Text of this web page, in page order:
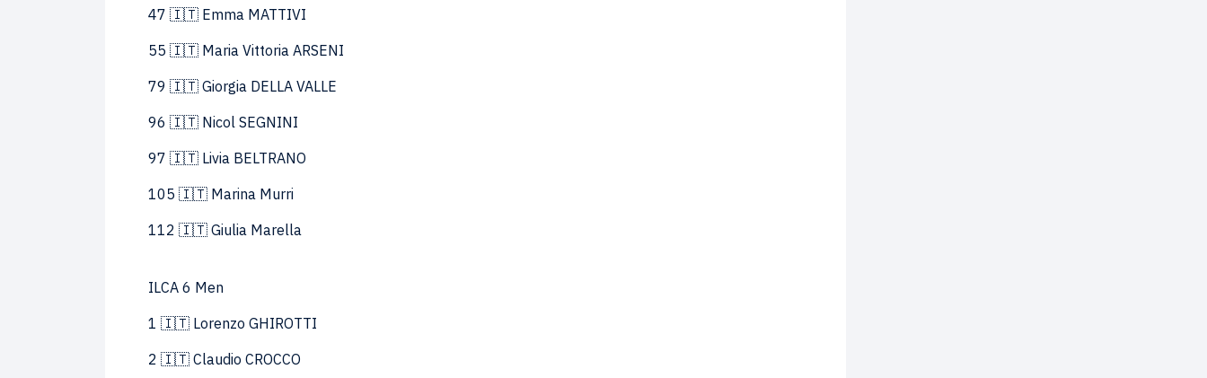
47 🇮🇹 Emma MATTIVI
55 🇮🇹 Maria Vittoria ARSENI
79 🇮🇹 Giorgia DELLA VALLE
96 🇮🇹 Nicol SEGNINI
97 🇮🇹 Livia BELTRANO
105 🇮🇹 Marina Murri
112 🇮🇹 Giulia Marella
ILCA 6 Men
1 🇮🇹 Lorenzo GHIROTTI
2 🇮🇹 Claudio CROCCO